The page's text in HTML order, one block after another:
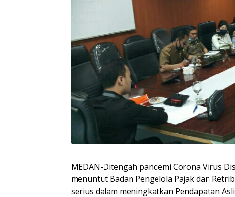
MEDAN-Ditengah pandemi Corona Virus
menuntut Badan Pengelola Pajak dan
serius dalam meningkatkan Pendapatan Asli